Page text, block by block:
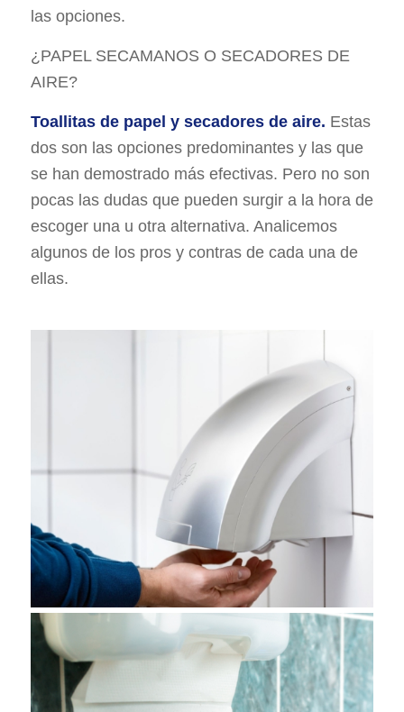
las opciones.
¿PAPEL SECAMANOS O SECADORES DE
AIRE?
Toallitas de papel y secadores de aire. Estas
dos son las opciones predominantes y las que
se han demostrado más efectivas. Pero no son
pocas las dudas que pueden surgir a la hora de
escoger una u otra alternativa. Analicemos
algunos de los pros y contras de cada una de
ellas.